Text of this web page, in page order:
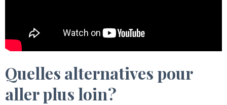
Quelles alternatives pour
aller plus loin ?